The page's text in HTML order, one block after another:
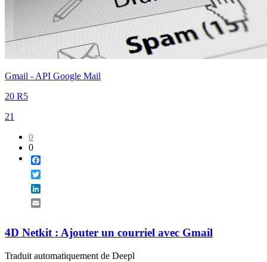
Gmail - API Google Mail
20 R5
21
0
0
4D Netkit : Ajouter un courriel avec Gmail
Traduit automatiquement de Deepl